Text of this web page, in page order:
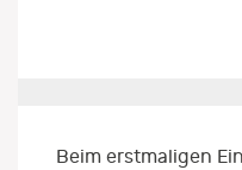
Beim erstmaligen